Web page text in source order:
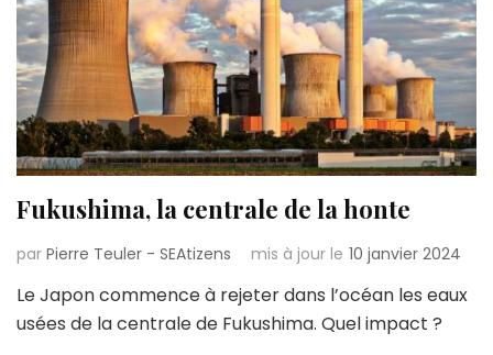
Fukushima, la centrale de la honte
par Pierre Teuler - SEAtizens mis à jour le 10 janvier 2024
Le Japon commence à rejeter dans l’océan les eaux
usées de la centrale de Fukushima. Quel impact ?